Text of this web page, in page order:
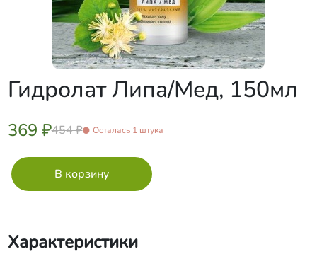
Гидролат Липа/Мед, 150мл
369 ₽454 ₽ Осталась 1 штука
Характеристики